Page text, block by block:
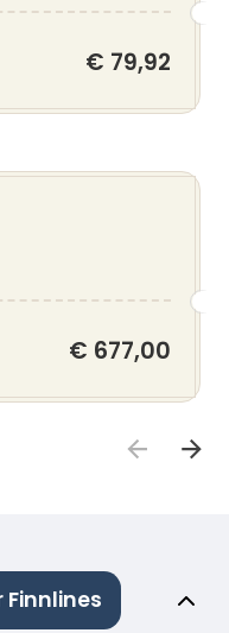
€ 79,92
€ 677,00